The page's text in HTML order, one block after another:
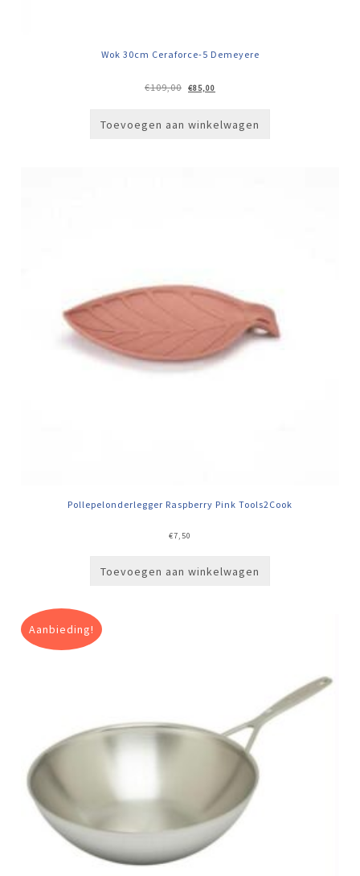
Wok 30cm Ceraforce-5 Demeyere
€109,00
Oorspronkelijke
prijs
€85,00
prijs
Toevoegen aan winkelwagen
Pollepelonderlegger Raspberry Pink Tools2Cook
€7,50
Toevoegen aan winkelwagen
Aanbieding!